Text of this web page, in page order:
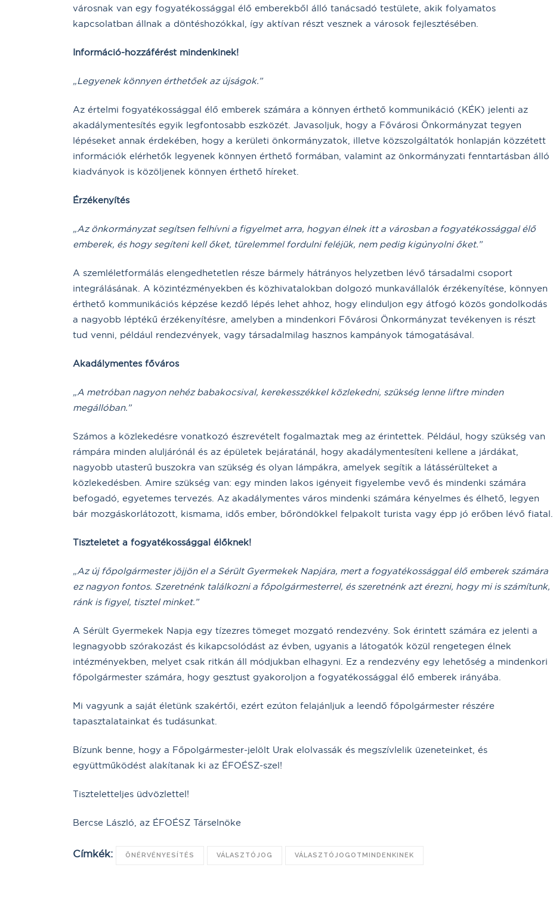
városnak van egy fogyatékossággal élő emberekből álló tanácsadó testülete, akik folyamatos
kapcsolatban állnak a döntéshozókkal, így aktívan részt vesznek a városok fejlesztésében.
Információ-hozzáférést mindenkinek!
„Legyenek könnyen érthetőek az újságok.”
Az értelmi fogyatékossággal élő emberek számára a könnyen érthető kommunikáció (KÉK) jelenti az
akadálymentesítés egyik legfontosabb eszközét. Javasoljuk, hogy a Fővárosi Önkormányzat tegyen
lépéseket annak érdekében, hogy a kerületi önkormányzatok, illetve közszolgáltatók honlapján közzétett
információk elérhetők legyenek könnyen érthető formában, valamint az önkormányzati fenntartásban álló
kiadványok is közöljenek könnyen érthető híreket.
Érzékenyítés
„Az önkormányzat segítsen felhívni a figyelmet arra, hogyan élnek itt a városban a fogyatékossággal élő
emberek, és hogy segíteni kell őket, türelemmel fordulni feléjük, nem pedig kigúnyolni őket.”
A szemléletformálás elengedhetetlen része bármely hátrányos helyzetben lévő társadalmi csoport
integrálásának. A közintézményekben és közhivatalokban dolgozó munkavállalók érzékenyítése, könnyen
érthető kommunikációs képzése kezdő lépés lehet ahhoz, hogy elinduljon egy átfogó közös gondolkodás
a nagyobb léptékű érzékenyítésre, amelyben a mindenkori Fővárosi Önkormányzat tevékenyen is részt
tud venni, például rendezvények, vagy társadalmilag hasznos kampányok támogatásával.
Akadálymentes főváros
„A metróban nagyon nehéz babakocsival, kerekesszékkel közlekedni, szükség lenne liftre minden
megállóban.”
Számos a közlekedésre vonatkozó észrevételt fogalmaztak meg az érintettek. Például, hogy szükség van
rámpára minden aluljárónál és az épületek bejáratánál, hogy akadálymentesíteni kellene a járdákat,
nagyobb utasterű buszokra van szükség és olyan lámpákra, amelyek segítik a látássérülteket a
közlekedésben. Amire szükség van: egy minden lakos igényeit figyelembe vevő és mindenki számára
befogadó, egyetemes tervezés. Az akadálymentes város mindenki számára kényelmes és élhető, legyen
bár mozgáskorlátozott, kismama, idős ember, bőröndökkel felpakolt turista vagy épp jó erőben lévő fiatal.
Tiszteletet a fogyatékossággal élőknek!
„Az új főpolgármester jöjjön el a Sérült Gyermekek Napjára, mert a fogyatékossággal élő emberek számára
ez nagyon fontos. Szeretnénk találkozni a főpolgármesterrel, és szeretnénk azt érezni, hogy mi is számítunk,
ránk is figyel, tisztel minket.”
A Sérült Gyermekek Napja egy tízezres tömeget mozgató rendezvény. Sok érintett számára ez jelenti a
legnagyobb szórakozást és kikapcsolódást az évben, ugyanis a látogatók közül rengetegen élnek
intézményekben, melyet csak ritkán áll módjukban elhagyni. Ez a rendezvény egy lehetőség a mindenkori
főpolgármester számára, hogy gesztust gyakoroljon a fogyatékossággal élő emberek irányába.
Mi vagyunk a saját életünk szakértői, ezért ezúton felajánljuk a leendő főpolgármester részére
tapasztalatainkat és tudásunkat.
Bízunk benne, hogy a Főpolgármester-jelölt Urak elolvassák és megszívlelik üzeneteinket, és
együttműködést alakítanak ki az ÉFOÉSZ-szel!
Tiszteletteljes üdvözlettel!
Bercse László, az ÉFOÉSZ Társelnöke
Címkék: ÖNÉRVÉNYESÍTÉS VÁLASZTÓJOG VÁLASZTÓJOGOTMINDENKINEK